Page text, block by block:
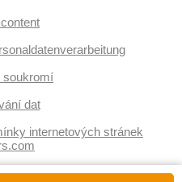
soukromí
dat
internetových stránek